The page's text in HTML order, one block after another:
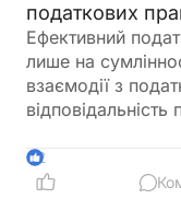
податкових
Ефективний
лише на
взаємодії з
підтримка
ризики та
2